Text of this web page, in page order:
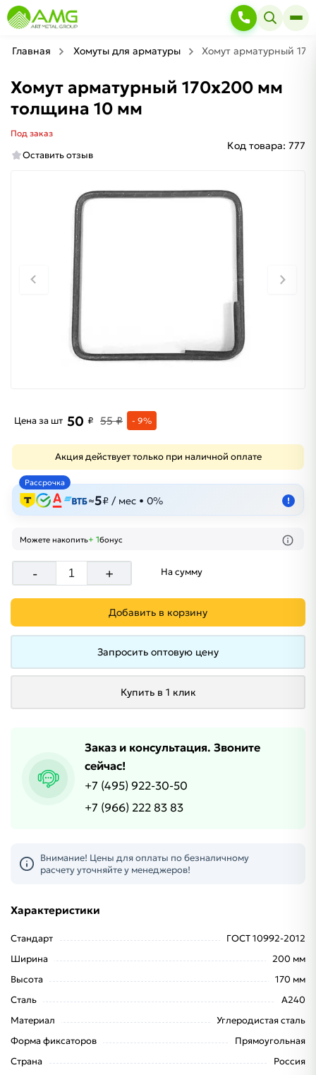
Главная Хомуты для арматуры Хомут арматурный
Хомут арматурный 170х200 мм
толщина 10 мм
Под заказ
Оставить отзыв
Код товара: 777
Цена за шт 50 ₽ 55 ₽ - 9%
Акция действует только при наличной оплате
Рассрочка
≈5₽ / мес • 0% !
Можете накопить+ 1бонус
- + На сумму
Добавить в корзину
Запросить оптовую цену
Купить в 1 клик
Заказ и консультация. Звоните
сейчас!
+7 (495) 922-30-50
+7 (966) 222 83 83
Внимание! Цены для оплаты по безналичному
расчету уточняйте у менеджеров!
Характеристики
Стандарт
ГОСТ 10992-2012
Ширина
200 мм
Высота
170 мм
Сталь
А240
Материал
Углеродистая сталь
Форма фиксаторов
Прямоугольная
Страна
Россия